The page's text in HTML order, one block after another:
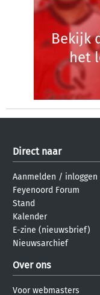
Bekijk
het
Direct naar
Aanmelden / inloggen
Feyenoord Forum
Stand
Kalender
E-zine (nieuwsbrief)
Nieuwsarchief
Over ons
Voor webmasters